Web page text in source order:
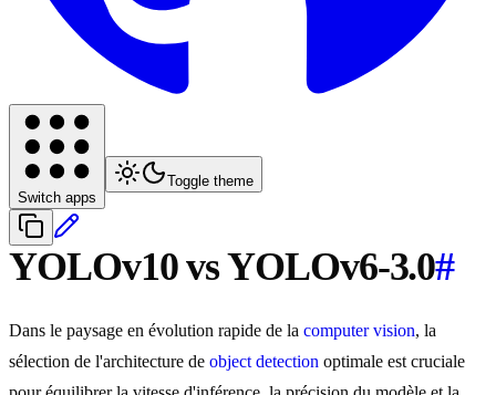
Switch apps
Toggle theme
YOLOv10 vs YOLOv6-3.0#
Dans le paysage en évolution rapide de la computer vision, la
sélection de l'architecture de object detection optimale est cruciale